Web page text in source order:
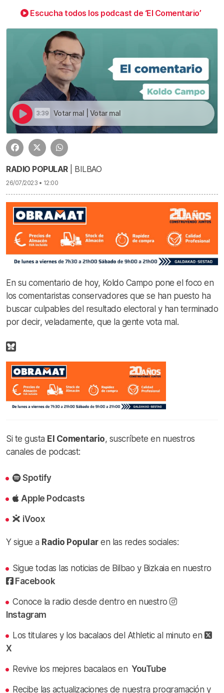
Escucha todos los podcast de ‘El Comentario’
3:39 Votar mal | Votar mal
RADIO POPULAR| BILBAO
26/07/2023 • 12:00
En su comentario de hoy, Koldo Campo pone el foco en
los comentaristas conservadores que se han puesto ha
buscar culpables del resultado electoral y han terminado
por decir, veladamente, que la gente vota mal.
Si te gusta El Comentario, suscríbete en nuestros
canales de podcast:
Spotify
Apple Podcasts
iVoox
Y sigue a Radio Popularen las redes sociales:
Sigue todas las noticias de Bilbao y Bizkaia en nuestro
Facebook
Conoce la radio desde dentro en nuestro
Instagram
Los titulares y los bacalaos del Athletic al minuto en
X
Revive los mejores bacalaos en YouTube
Recibe las actualizaciones de nuestra programación y